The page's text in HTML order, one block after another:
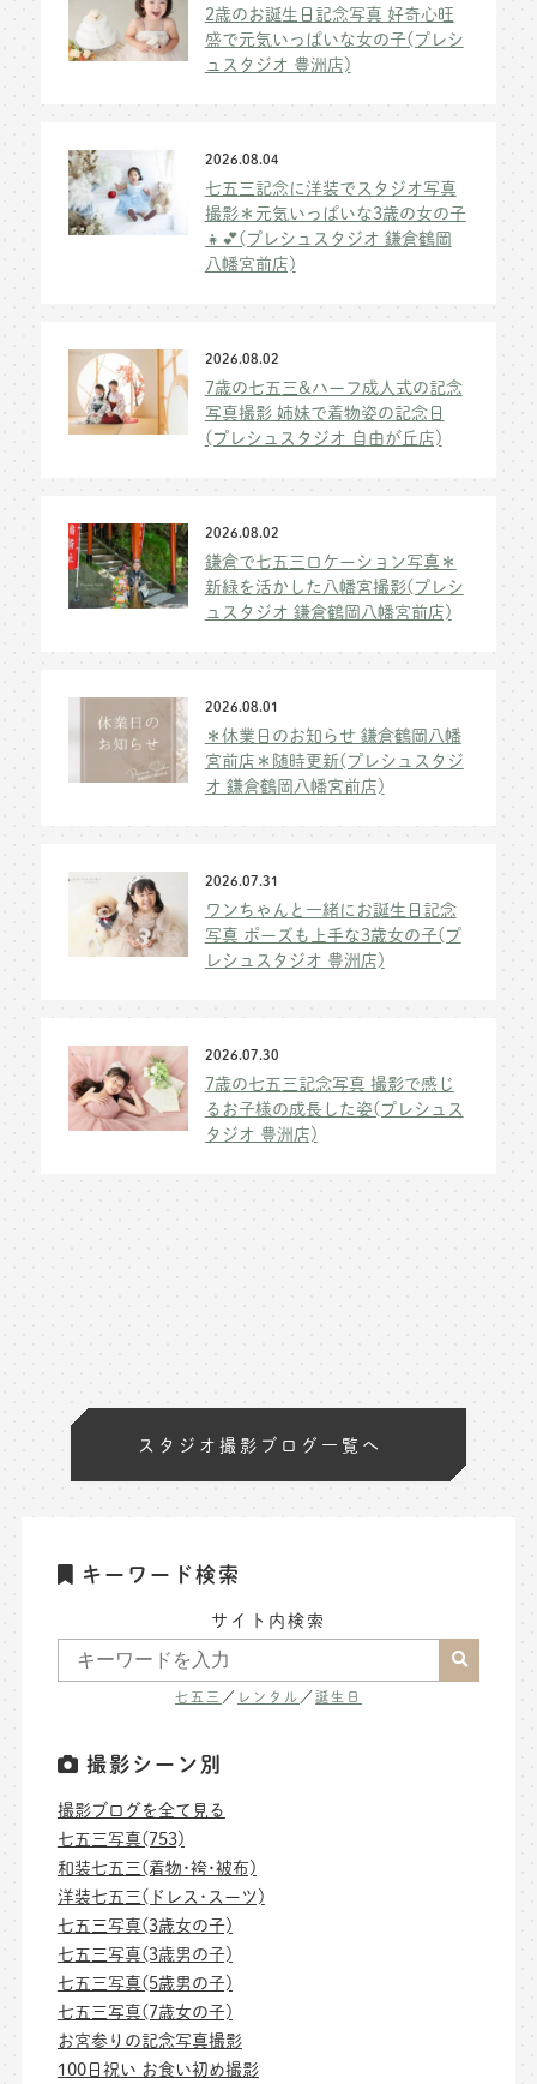
2歳のお誕生日記念写真 好奇心旺
盛で元気いっぱいな女の子(プレシ
ュスタジオ 豊洲店)
2026.08.04
七五三記念に洋装でスタジオ写真
撮影＊元気いっぱいな3歳の女の子
👧💕(プレシュスタジオ 鎌倉鶴岡
八幡宮前店)
2026.08.02
7歳の七五三&ハーフ成人式の記念
写真撮影 姉妹で着物姿の記念日
(プレシュスタジオ 自由が丘店)
2026.08.02
鎌倉で七五三ロケーション写真＊
新緑を活かした八幡宮撮影(プレシ
ュスタジオ 鎌倉鶴岡八幡宮前店)
2026.08.01
＊休業日のお知らせ 鎌倉鶴岡八幡
宮前店＊随時更新(プレシュスタジ
オ 鎌倉鶴岡八幡宮前店)
2026.07.31
ワンちゃんと一緒にお誕生日記念
写真 ポーズも上手な3歳女の子(プ
レシュスタジオ 豊洲店)
2026.07.30
7歳の七五三記念写真 撮影で感じ
るお子様の成長した姿(プレシュス
タジオ 豊洲店)
スタジオ撮影ブログ一覧へ
キーワード検索
サイト内検索
七五三 ／ レンタル ／誕生日
撮影シーン別
撮影ブログを全て見る
七五三写真(753)
和装七五三(着物･袴･被布)
洋装七五三(ドレス･スーツ)
七五三写真(3歳女の子)
七五三写真(3歳男の子)
七五三写真(5歳男の子)
七五三写真(7歳女の子)
お宮参りの記念写真撮影
100日祝い お食い初め撮影